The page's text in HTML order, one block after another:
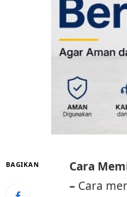
BAGIKAN
Cara
– Cara